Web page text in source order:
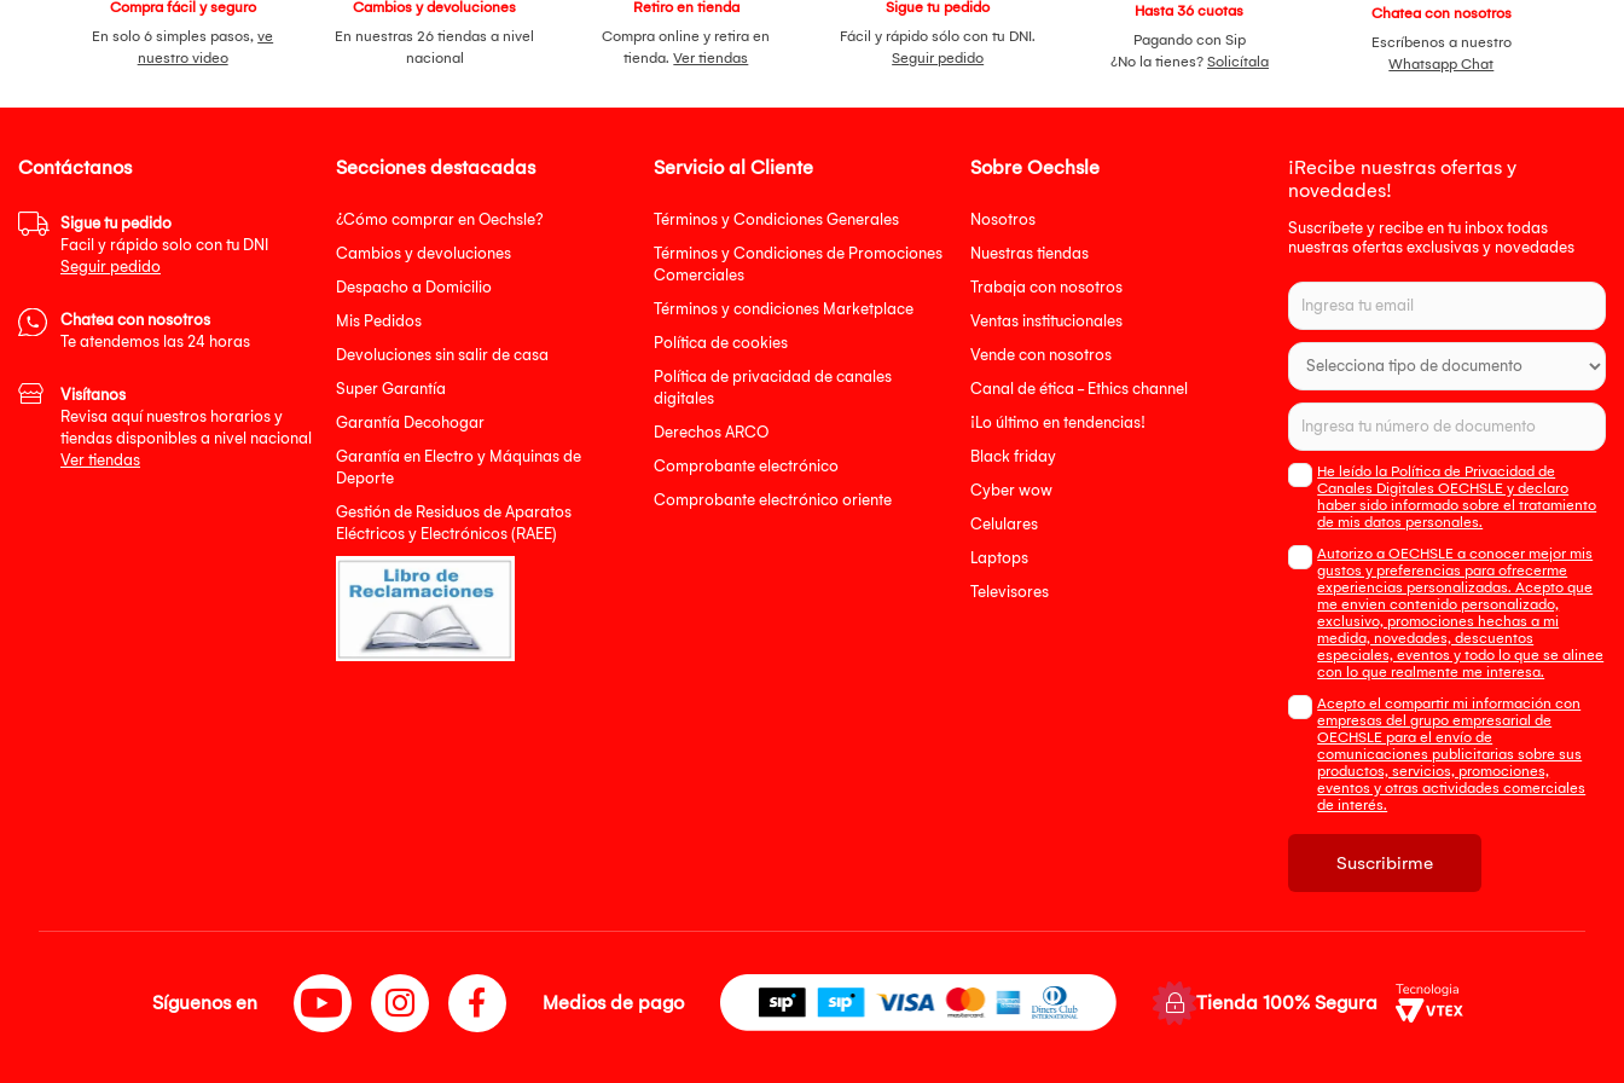
Compra fácil y seguro
En solo 6 simples pasos,ve
nuestro video
Cambios y devoluciones
En nuestras 26 tiendas a nivel
nacional
Retiro en tienda
Compra online y retira en
tienda.Ver tiendas
Sigue tu pedido
Fácil y rápido sólo con tu DNI.
Seguir pedido
Hasta 36 cuotas
Pagando con Sip
¿No la tienes? Solicítala
Chatea con nosotros
Escríbenos a nuestro
Whatsapp Chat
Secciones destacadas
¿Cómo comprar en Oechsle?
Cambios y devoluciones
Despacho a Domicilio
Mis Pedidos
Devoluciones sin salir de casa
Super Garantía
Garantía Decohogar
Garantía en Electro y Máquinas de
Deporte
Gestión de Residuos de Aparatos
Eléctricos y Electrónicos (RAEE)
Servicio al Cliente
Términos y Condiciones Generales
Términos y Condiciones de Promociones
Comerciales
Términos y condiciones Marketplace
Política de cookies
Política de privacidad de canales
digitales
Derechos ARCO
Comprobante electrónico
Comprobante electrónico oriente
Sobre Oechsle
Nosotros
Nuestras tiendas
Trabaja con nosotros
Ventas institucionales
Vende con nosotros
Canal de ética - Ethics channel
¡Lo último en tendencias!
Black friday
Cyber wow
Celulares
Laptops
Televisores
¡Recibe nuestras ofertas y
novedades!
Suscríbete y recibe en tu inbox todas
nuestras ofertas exclusivas y novedades
He leído la Política de Privacidad de
Canales Digitales OECHSLE y declaro
haber sido informado sobre el tratamiento
de mis datos personales.
Autorizo a OECHSLE a conocer mejor mis
gustos y preferencias para ofrecerme
experiencias personalizadas. Acepto que
me envien contenido personalizado,
exclusivo, promociones hechas a mi
medida, novedades, descuentos
especiales, eventos y todo lo que se alinee
con lo que realmente me interesa.
Acepto el compartir mi información con
empresas del grupo empresarial de
OECHSLE para el envío de
comunicaciones publicitarias sobre sus
productos, servicios, promociones,
eventos y otras actividades comerciales
de interés.
Suscribirme
Contáctanos
Sigue tu pedido
Facil y rápido solo con tu DNI
Seguir pedido
Chatea con nosotros
Te atendemos las 24 horas
Visítanos
Revisa aquí nuestros horarios y
tiendas disponibles a nivel nacional
Ver tiendas
Síguenos en Medios de pago Tienda 100% Segura